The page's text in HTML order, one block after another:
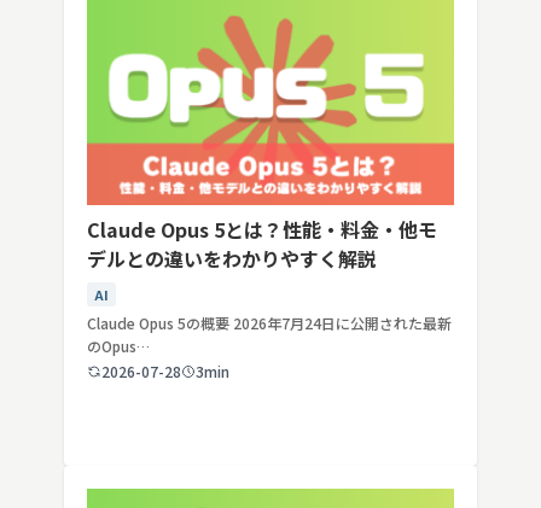
Claude Opus 5とは？性能・料金・他モ
デルとの違いをわかりやすく解説
AI
Claude Opus 5の概要 2026年7月24日に公開された最新
のOpus…
2026-07-28
3min